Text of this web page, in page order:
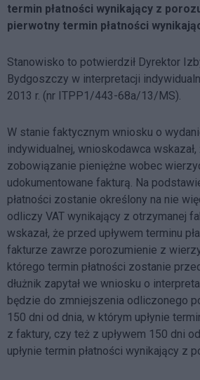
termin płatności wynikający z
pierwotny termin płatności
Stanowisko to potwierdził Dyrektor
Bydgoszczy w interpretacji
2013 r. (nr ITPP1/443-68a/13/MS).
W stanie faktycznym wniosku o
indywidualnej, wnioskodawca
zobowiązanie pieniężne wobec
udokumentowane fakturą. Na
płatności zostanie określony na nie
odliczy VAT wynikający z otrzymanej
wskazał, że przed upływem terminu
fakturze zawrze porozumienie z
którego termin płatności zostanie
dłużnik zapytał we wniosku o
będzie do zmniejszenia odliczonego
150 dni od dnia, w którym upłynie
z faktury, czy też z upływem 150 dni
upłynie termin płatności wynikający z